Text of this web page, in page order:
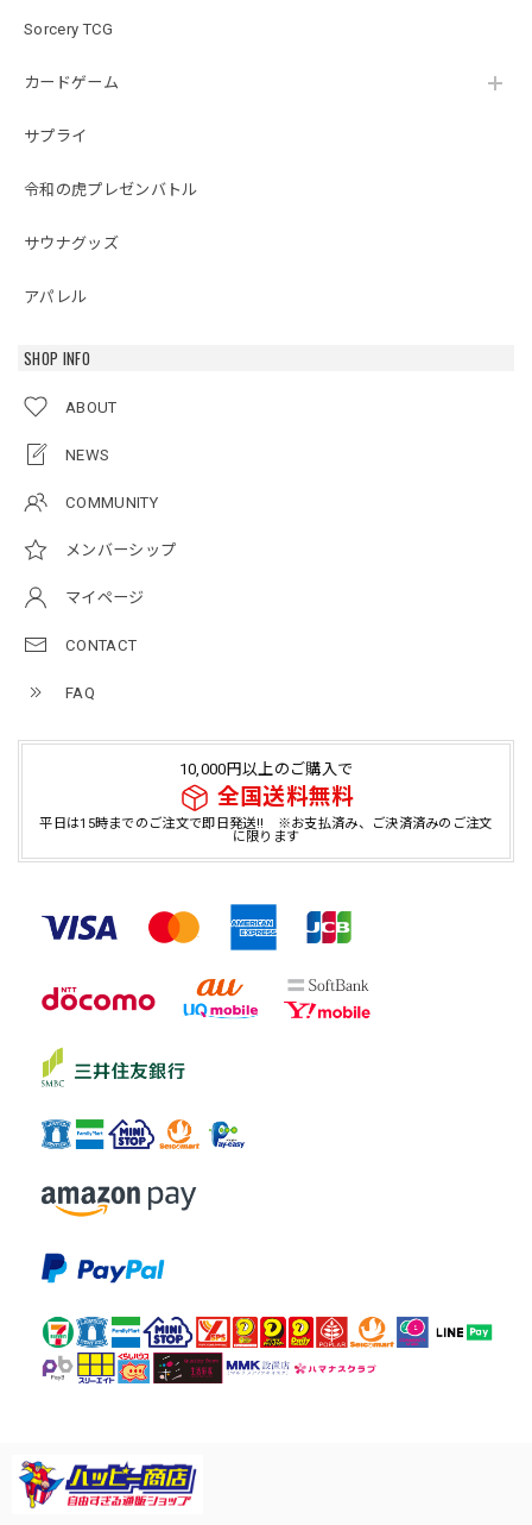
Sorcery TCG
カードゲーム
サプライ
令和の虎プレゼンバトル
サウナグッズ
アパレル
SHOP INFO
ABOUT
NEWS
COMMUNITY
メンバーシップ
マイページ
CONTACT
FAQ
10,000円以上のご購入で
全国送料無料
平日は15時までのご注文で即日発送!! ※お支払済み、ご決済済みのご注文
に限ります